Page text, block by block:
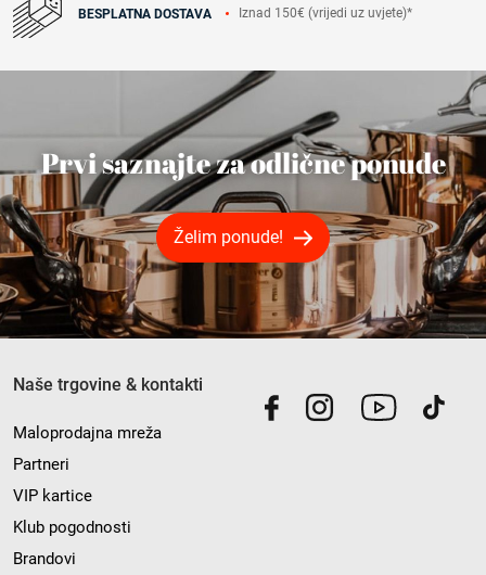
BESPLATNA DOSTAVA Iznad 150€ (vrijedi uz uvjete)*
Prvi saznajte za odlične ponude
Želim ponude!
Naše trgovine & kontakti
Maloprodajna mreža
Partneri
VIP kartice
Klub pogodnosti
Brandovi